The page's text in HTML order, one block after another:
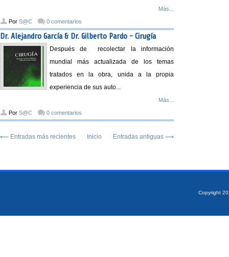
Más...
Por S@C 0 comentarios
Dr. Alejandro García & Dr. Gilberto Pardo - Cirugía
Después de recolectar la información
mundial más actualizada de los temas
tratados en la obra, unida a la propia
experiencia de sus auto...
Más...
Por S@C 0 comentarios
⟵ Entradas más recientes Entradas antiguas ⟶
Inicio
Copyright